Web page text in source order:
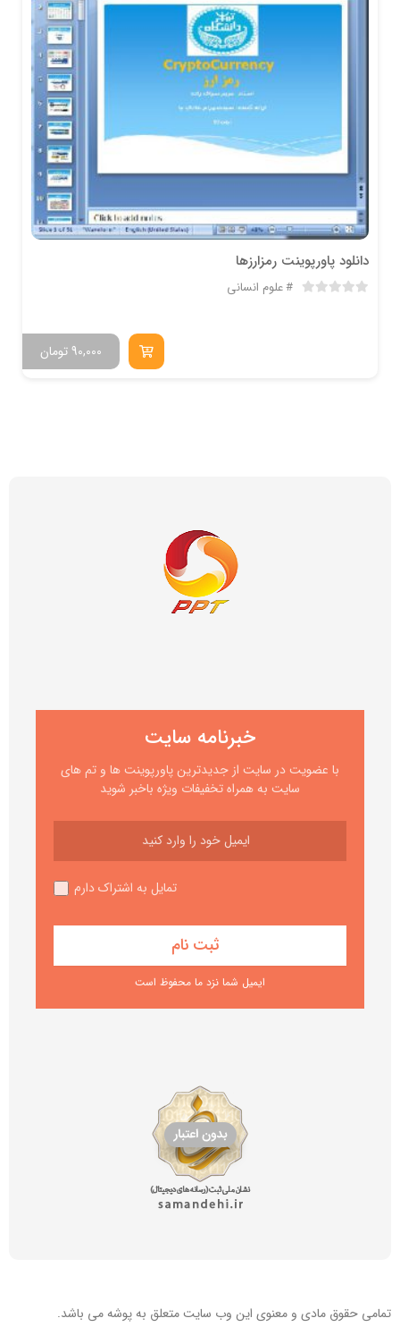
دانلود پاورپوینت رمزارزها
علوم انسانی
تومان90,000
خبرنامه سایت
با عضویت در سایت از جدیدترین پاورپوینت ها و تم های
سایت به همراه تخفیفات ویژه باخبر شوید
تمایل به اشتراک دارم
ایمیل شما نزد ما محفوظ است
تمامی حقوق مادی و معنوی این وب سایتمتعلق به پوشه می باشد.